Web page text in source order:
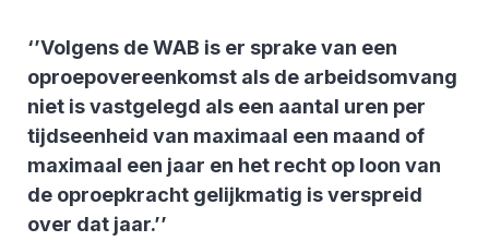
‘’Volgens de WAB is er sprake van een
oproepovereenkomst als de arbeidsomvang
niet is vastgelegd als een aantal uren per
tijdseenheid van maximaal een maand of
maximaal een jaar en het recht op loon van
de oproepkracht gelijkmatig is verspreid
over dat jaar.’’